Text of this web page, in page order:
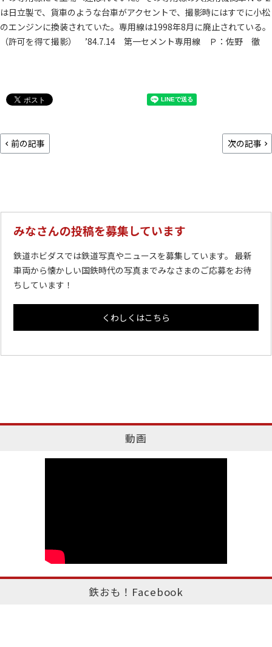
は日立製で、貨車のような台車がアクセントで、撮影時にはすでに小松
のエンジンに換装されていた。専用線は1998年8月に廃止されている。
（許可を得て撮影） ’84.7.14 第一セメント専用線 Ｐ：佐野 徹
前の記事 次の記事
みなさんの投稿を募集しています
鉄道ホビダスでは鉄道写真やニュースを募集しています。 最新
車両から懐かしい国鉄時代の写真までみなさまのご応募をお待
ちしています！
くわしくはこちら
動画
鉄おも！Facebook